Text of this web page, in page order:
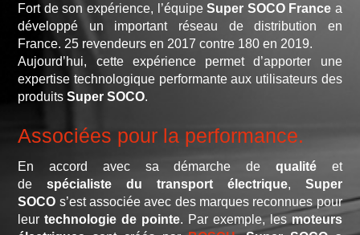
Fort de son expérience, l’équipeSuper SOCO France a
développé un important réseau de distribution en
France. 25 revendeurs en 2017 contre 180 en 2019.
Aujourd’hui, cette expérience permet d’apporter une
expertise technologique performante aux utilisateurs des
produitsSuper SOCO.
Associées pour la performance.
En accord avec sa démarche de qualitéet
despécialiste du transport électrique, Super
SOCO s’est associée avec des marques reconnues pour
leurtechnologie de pointe. Par exemple, les moteurs